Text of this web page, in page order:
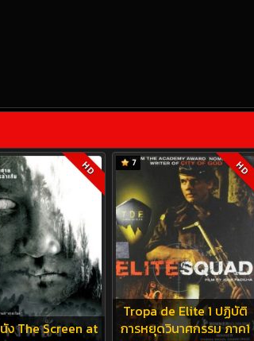
ง The Screen at
HD
Tropa de Elite 1 ปฏิบัติ
การหยุดวินาศกรรม ภาค1
7 HD